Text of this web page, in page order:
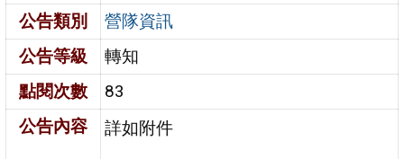
公告類別
營隊資訊
公告等級
轉知
點閱次數
83
公告內容
詳如附件